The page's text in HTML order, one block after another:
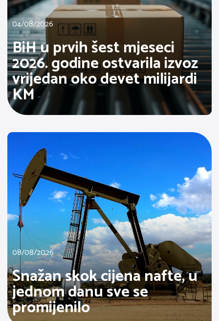
04/08/2026
BiH u prvih šest mjeseci
2026. godine ostvarila izvoz
vrijedan oko devet milijardi
KM
08/08/2026
Snažan skok cijena nafte, u
jednom danu sve se
promijenilo